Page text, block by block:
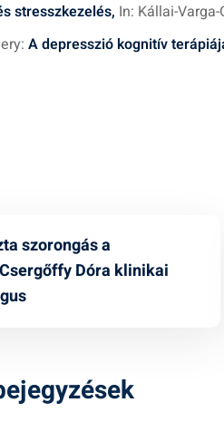
stresszkezelés, In: Kállai-
A depresszió kognitív
szorongás a
Dóra klinikai